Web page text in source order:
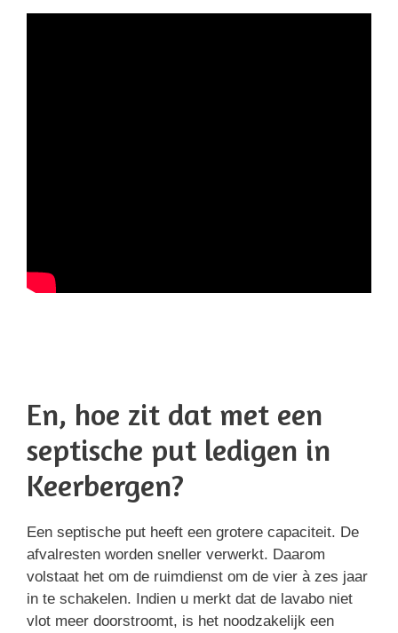
En, hoe zit dat met een
septische put ledigen in
Keerbergen?
Een septische put heeft een grotere capaciteit. De
afvalresten worden sneller verwerkt. Daarom
volstaat het om de ruimdienst om de vier à zes jaar
in te schakelen. Indien u merkt dat de lavabo niet
vlot meer doorstroomt, is het noodzakelijk een